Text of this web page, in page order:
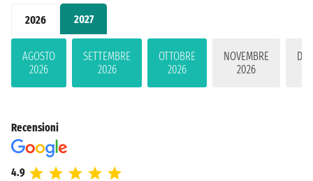
2026 2027
AGOSTO
2026
SETTEMBRE
2026
OTTOBRE
2026
NOVEMBRE
2026
Recensioni
4.9